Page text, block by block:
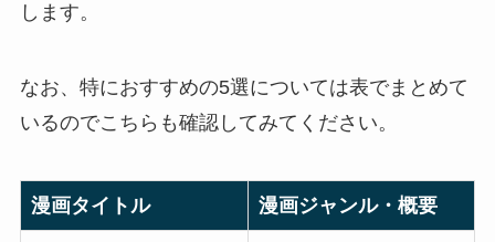
します。
なお、特におすすめの5選については表でまとめて
いるのでこちらも確認してみてください。
漫画タイトル 漫画ジャンル・概要